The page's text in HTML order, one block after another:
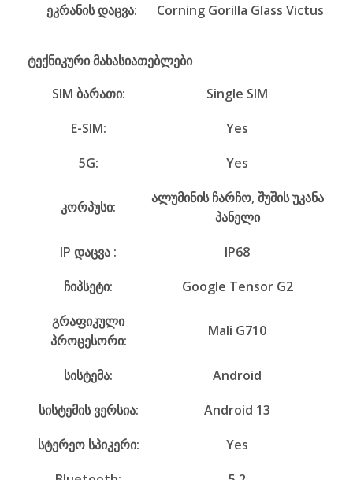
ეკრანის დაცვა:
Corning Gorilla Glass Victus
ტექნიკური მახასიათებლები
SIM ბარათი:
Single SIM
E-SIM:
Yes
5G:
Yes
კორპუსი:
ალუმინის ჩარჩო, შუშის უკანა
პანელი
IP დაცვა :
IP68
ჩიპსეტი:
Google Tensor G2
გრაფიკული
პროცესორი:
Mali G710
სისტემა:
Android
სისტემის ვერსია:
Android 13
სტერეო სპიკერი:
Yes